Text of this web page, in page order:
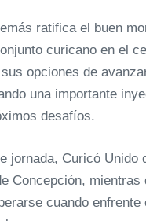
ratifica el buen
curicano en el
opciones de
una importante
desafíos.
jornada, Curicó Unido
Concepción, mientras
cuando